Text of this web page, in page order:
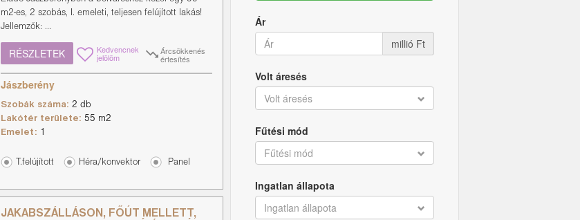
m2-es, 2 szobás, I. emeleti, teljesen felújított lakás!
Jellemzők: ...
RÉSZLETEK Kedvencnek
jelölöm
Árcsökkenés
értesítés
Jászberény
Szobák száma:2 db
Lakótér területe:55 m2
Emelet: 1
T.felújított Héra/konvektor Panel
JAKABSZÁLLÁSON, FŐÚT MELLETT,
Ár
millió Ft
Volt áresés
Volt áresés
Fűtési mód
Fűtési mód
Ingatlan állapota
Ingatlan állapota